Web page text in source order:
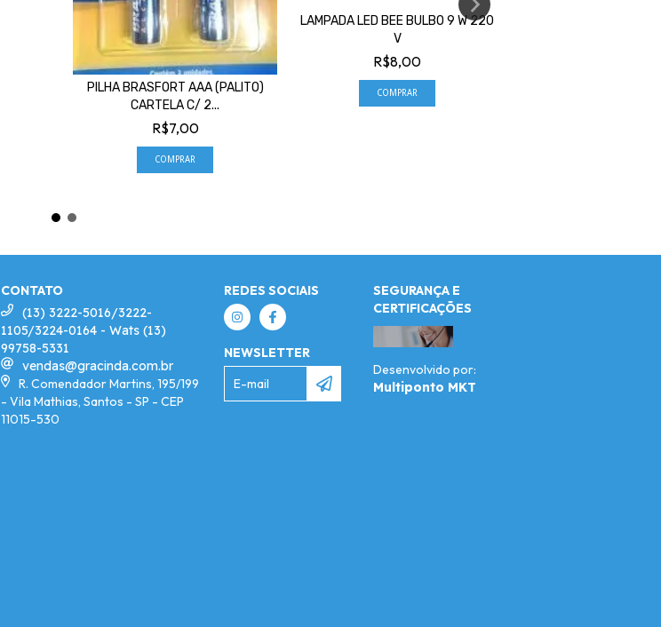
PILHA BRASFORT AAA (PALITO)
CARTELA C/ 2...
R$7,00
LAMPADA LED BEE BULBO 9 W 220
V
R$8,00
CONTATO
(13) 3222-5016/3222-
1105/3224-0164 - Wats (13)
99758-5331
vendas@gracinda.com.br
R. Comendador Martins, 195/199
- Vila Mathias, Santos - SP - CEP
11015-530
REDES SOCIAIS
NEWSLETTER
SEGURANÇA E
CERTIFICAÇÕES
Desenvolvido por:
Multiponto MKT